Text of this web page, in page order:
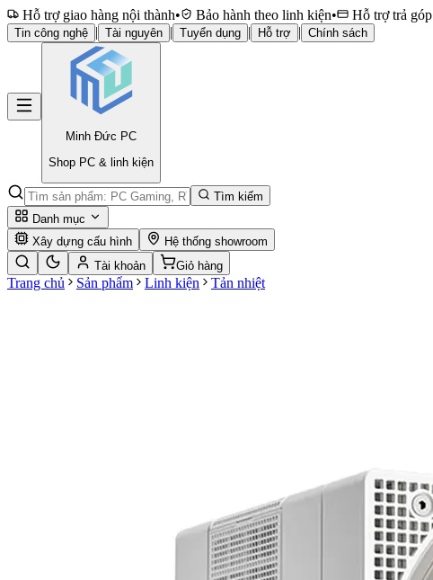
Hỗ trợ giao hàng nội thành• Bảo hành theo linh kiện• Hỗ trợ trả góp
Tin công nghệ | Tài nguyên | Tuyển dụng | Hỗ trợ | Chính sách
Minh Đức PC
Shop PC & linh kiện
Tìm kiếm
Danh mục
Xây dựng cấu hình
Hệ thống showroom
Tài khoản
Giỏ hàng
Trang chủ Sản phẩm Linh kiện Tản nhiệt